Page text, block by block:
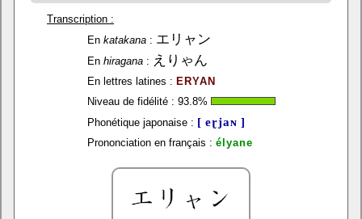
Transcription :
En katakana: エリャン
En hiragana: えりゃん
En lettres latines : ERYAN
Niveau de fidélité : 93.8%
Phonétique japonaise : [ eɽjaɴ ]
Prononciation en français : élyane